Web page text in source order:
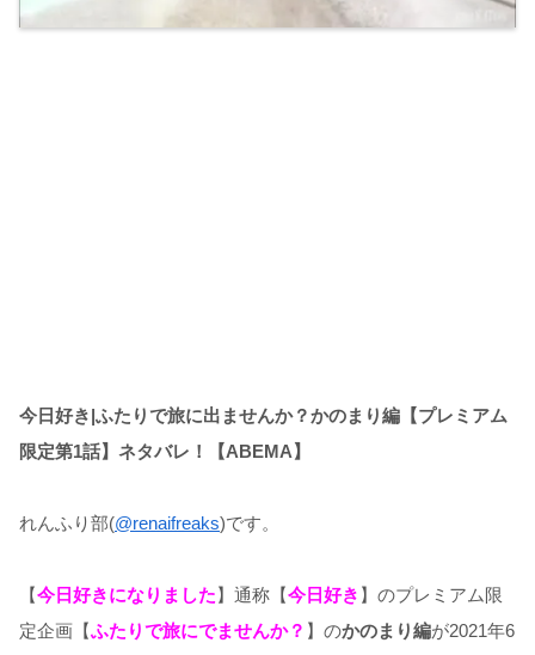
今日好き|ふたりで旅に出ませんか？かのまり編【プレミアム
限定第1話】ネタバレ！【ABEMA】
れんふり部(@renaifreaks)です。
【今日好きになりました】通称【今日好き 】のプレミアム限
定企画【ふたりで旅にでませんか？ 】のかのまり編が2021年6